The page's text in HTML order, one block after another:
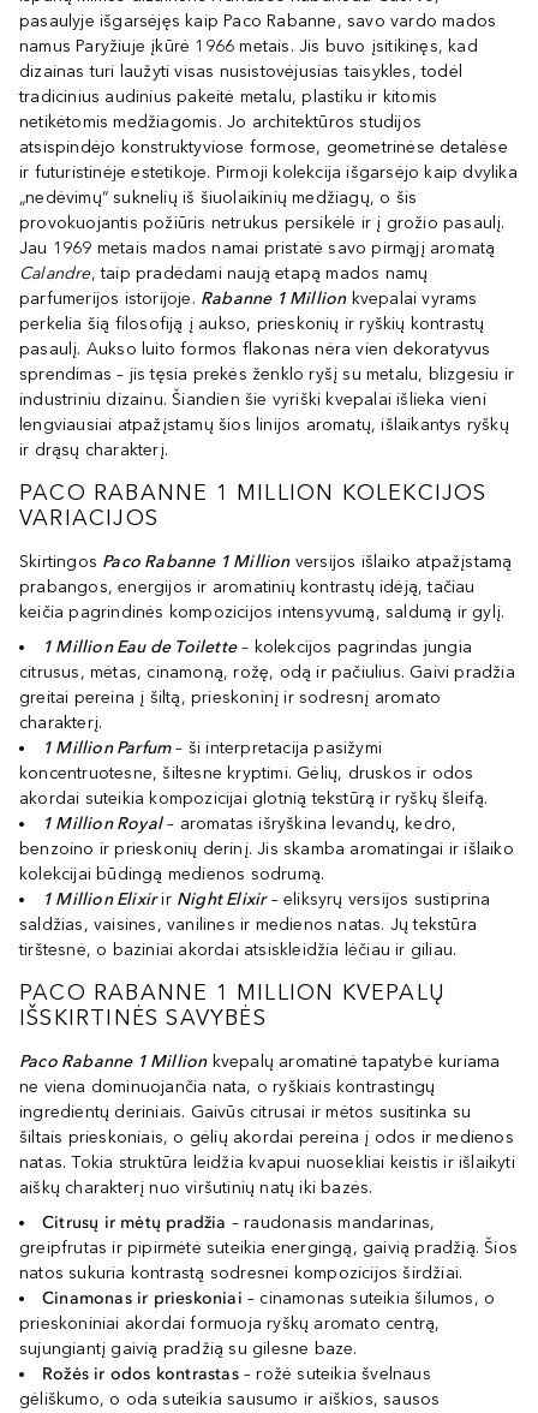
pasaulyje išgarsėjęs kaip Paco Rabanne, savo vardo mados
namus Paryžiuje įkūrė 1966 metais. Jis buvo įsitikinęs, kad
dizainas turi laužyti visas nusistovėjusias taisykles, todėl
tradicinius audinius pakeitė metalu, plastiku ir kitomis
netikėtomis medžiagomis. Jo architektūros studijos
atsispindėjo konstruktyviose formose, geometrinėse detalėse
ir futuristinėje estetikoje. Pirmoji kolekcija išgarsėjo kaip dvylika
„nedėvimų“ suknelių iš šiuolaikinių medžiagų, o šis
provokuojantis požiūris netrukus persikėlė ir į grožio pasaulį.
Jau 1969 metais mados namai pristatė savo pirmąjį aromatą
Calandre, taip pradėdami naują etapą mados namų
parfumerijos istorijoje. Rabanne 1 Millionkvepalai vyrams
perkelia šią filosofiją į aukso, prieskonių ir ryškių kontrastų
pasaulį. Aukso luito formos flakonas nėra vien dekoratyvus
sprendimas – jis tęsia prekės ženklo ryšį su metalu, blizgesiu ir
industriniu dizainu. Šiandien šie vyriški kvepalai išlieka vieni
lengviausiai atpažįstamų šios linijos aromatų, išlaikantys ryškų
ir drąsų charakterį.
PACO RABANNE 1 MILLION KOLEKCIJOS
VARIACIJOS
Skirtingos Paco Rabanne 1 Millionversijos išlaiko atpažįstamą
prabangos, energijos ir aromatinių kontrastų idėją, tačiau
keičia pagrindinės kompozicijos intensyvumą, saldumą ir gylį.
1 Million Eau de Toilette– kolekcijos pagrindas jungia
citrusus, mėtas, cinamoną, rožę, odą ir pačiulius. Gaivi pradžia
greitai pereina į šiltą, prieskoninį ir sodresnį aromato
charakterį.
1 Million Parfum– ši interpretacija pasižymi
koncentruotesne, šiltesne kryptimi. Gėlių, druskos ir odos
akordai suteikia kompozicijai glotnią tekstūrą ir ryškų šleifą.
1 Million Royal– aromatas išryškina levandų, kedro,
benzoino ir prieskonių derinį. Jis skamba aromatingai ir išlaiko
kolekcijai būdingą medienos sodrumą.
1 Million Elixirir Night Elixir– eliksyrų versijos sustiprina
saldžias, vaisines, vanilines ir medienos natas. Jų tekstūra
tirštesnė, o baziniai akordai atsiskleidžia lėčiau ir giliau.
PACO RABANNE 1 MILLION KVEPALŲ
IŠSKIRTINĖS SAVYBĖS
Paco Rabanne 1 Millionkvepalų aromatinė tapatybė kuriama
ne viena dominuojančia nata, o ryškiais kontrastingų
ingredientų deriniais. Gaivūs citrusai ir mėtos susitinka su
šiltais prieskoniais, o gėlių akordai pereina į odos ir medienos
natas. Tokia struktūra leidžia kvapui nuosekliai keistis ir išlaikyti
aiškų charakterį nuo viršutinių natų iki bazės.
Citrusų ir mėtų pradžia – raudonasis mandarinas,
greipfrutas ir pipirmėtė suteikia energingą, gaivią pradžią. Šios
natos sukuria kontrastą sodresnei kompozicijos širdžiai.
Cinamonas ir prieskoniai – cinamonas suteikia šilumos, o
prieskoniniai akordai formuoja ryškų aromato centrą,
sujungiantį gaivią pradžią su gilesne baze.
Rožės ir odos kontrastas– rožė suteikia švelnaus
gėliškumo, o oda suteikia sausumo ir aiškios, sausos